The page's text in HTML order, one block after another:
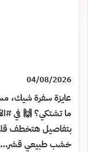
04/08/2026
عايزة سفرة شيك،
بتفاصيل هتخطف
خشب طبيعي قشر…